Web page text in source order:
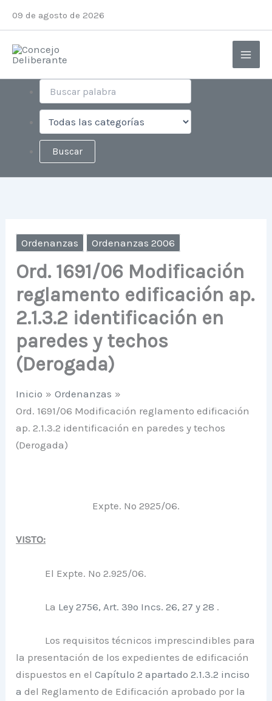
contenido
09 de agosto de 2026
Ordenanzas Ordenanzas 2006
Ord. 1691/06 Modificación
reglamento edificación ap.
2.1.3.2 identificación en
paredes y techos
(Derogada)
Inicio
Ordenanzas
Ord. 1691/06 Modificación reglamento edificación
ap. 2.1.3.2 identificación en paredes y techos
(Derogada)
Expte. Nº 2925/06.
VISTO:
El Expte. Nº 2.925/06.
La Ley 2756, Art. 39º Incs. 26, 27 y 28 .
Los requisitos técnicos imprescindibles para
la presentación de los expedientes de edificación
dispuestos en elCapítulo 2 apartado 2.1.3.2 inciso
a del Reglamento de Edificación aprobado por la